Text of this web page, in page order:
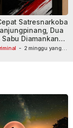
- 2 minggu yang
Satresnarkoba
Dua
Diamankan
ke Call Center